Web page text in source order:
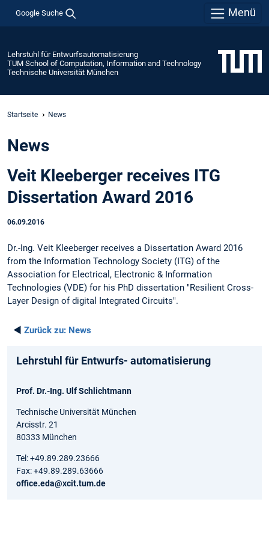
Google Suche Menü
Lehrstuhl für Entwurfsautomatisierung
TUM School of Computation, Information and Technology
Technische Universität München
Startseite News
News
Veit Kleeberger receives ITG
Dissertation Award 2016
06.09.2016
Dr.-Ing. Veit Kleeberger receives a Dissertation Award 2016
from the Information Technology Society (ITG) of the
Association for Electrical, Electronic & Information
Technologies (VDE) for his PhD dissertation "Resilient Cross-
Layer Design of digital Integrated Circuits".
◄ Zurück zu: News
Lehrstuhl für Entwurfs- automatisierung
Prof. Dr.-Ing. Ulf Schlichtmann
Technische Universität München
Arcisstr. 21
80333 München
Tel: +49.89.289.23666
Fax: +49.89.289.63666
office.eda@xcit.tum.de